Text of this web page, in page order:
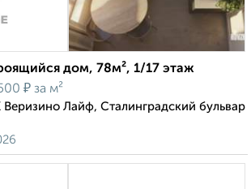
дом, 78м², 1/17 этаж
₽ за м²
Лайф, Сталинградский бульвар